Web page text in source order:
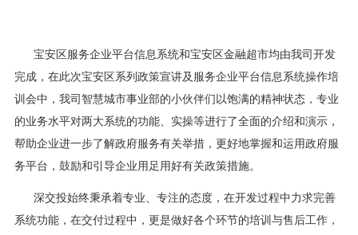
宝安区服务企业平台信息系统和宝安区金融超市均由我司开发
完成，在此次宝安区系列政策宣讲及服务企业平台信息系统操作培
训会中，我司智慧城市事业部的小伙伴们以饱满的精神状态，专业
的业务水平对两大系统的功能、实操等进行了全面的介绍和演示，
帮助企业进一步了解政府服务有关举措，更好地掌握和运用政府服
务平台，鼓励和引导企业用足用好有关政策措施。
深交投始终秉承着专业、专注的态度，在开发过程中力求完善
系统功能，在交付过程中，更是做好各个环节的培训与售后工作，